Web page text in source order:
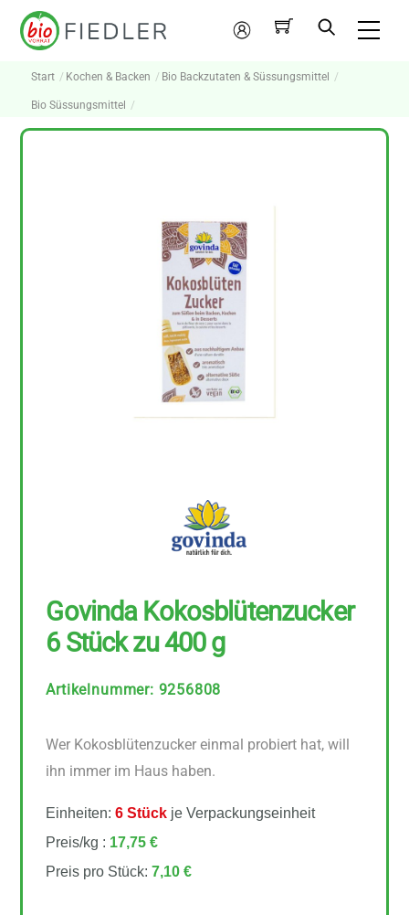
Skip
Mein
Konto
Start Kochen & Backen Bio Backzutaten & Süssungsmittel
Bio Süssungsmittel
Govinda Kokosblütenzucker
6 Stück zu 400 g
Artikelnummer: 9256808
Wer Kokosblütenzucker einmal probiert hat, will
ihn immer im Haus haben.
Einheiten:6 Stück je Verpackungseinheit
Preis/kg : 17,75 €
Preis pro Stück:7,10 €